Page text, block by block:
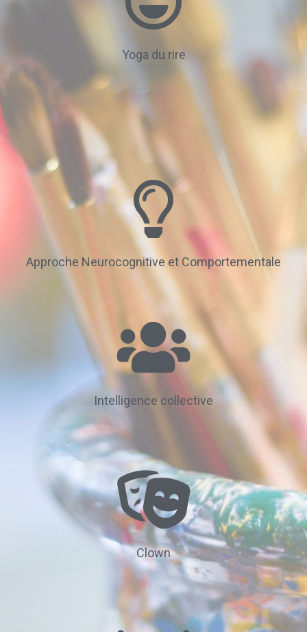
Yoga du rire
Approche Neurocognitive et Comportementale
Intelligence collective
Clown